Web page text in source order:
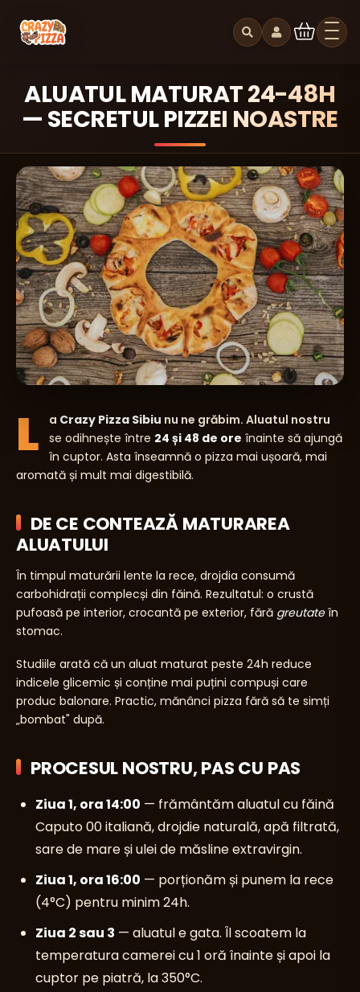
ALUATUL MATURAT 24-48H
— SECRETUL PIZZEI NOASTRE
L a Crazy Pizza Sibiu nu ne grăbim. Aluatul nostru
se odihnește între 24 și 48 de ore înainte să ajungă
în cuptor. Asta înseamnă o pizza mai ușoară, mai
aromată și mult mai digestibilă.
DE CE CONTEAZĂ MATURAREA
ALUATULUI
În timpul maturării lente la rece, drojdia consumă
carbohidrații complecși din făină. Rezultatul: o crustă
pufoasă pe interior, crocantă pe exterior, fără greutateîn
stomac.
Studiile arată că un aluat maturat peste 24h reduce
indicele glicemic și conține mai puțini compuși care
produc balonare. Practic, mănânci pizza fără să te simți
„bombat" după.
PROCESUL NOSTRU, PAS CU PAS
Ziua 1, ora 14:00 — frământăm aluatul cu făină
Caputo 00 italiană, drojdie naturală, apă filtrată,
sare de mare și ulei de măsline extravirgin.
Ziua 1, ora 16:00 — porționăm și punem la rece
(4°C) pentru minim 24h.
Ziua 2 sau 3 — aluatul e gata. Îl scoatem la
temperatura camerei cu 1 oră înainte și apoi la
cuptor pe piatră, la 350°C.